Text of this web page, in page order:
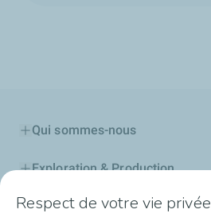
Qui sommes-nous
Exploration & Production
Stations Service
Respect de votre vie privée